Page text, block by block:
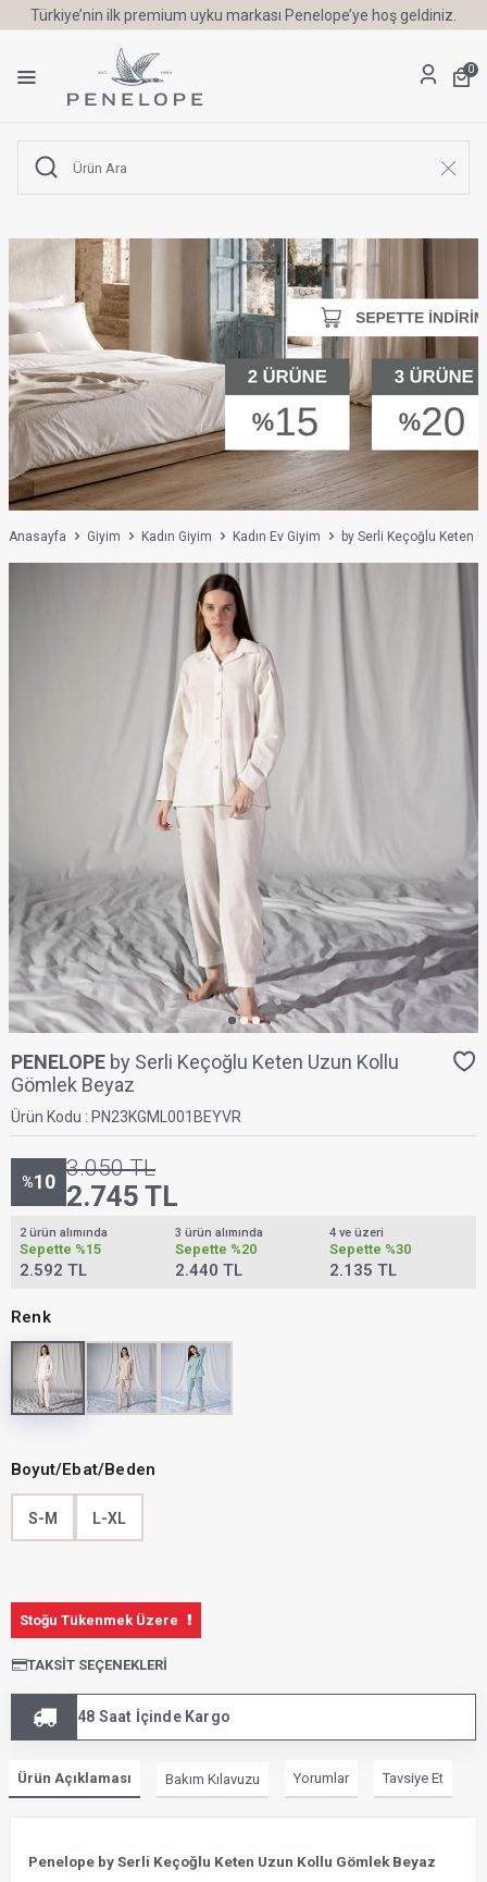
Türkiye’nin ilk premium uyku markası Penelope’ye hoş geldiniz.
0
Anasayfa Giyim Kadın Giyim Kadın Ev Giyim by Serli Keçoğlu Keten
PENELOPE by Serli Keçoğlu Keten Uzun Kollu
Gömlek Beyaz
Ürün Kodu : PN23KGML001BEYVR
%10
3.050TL
2.745 TL
2 ürün alımında
Sepette %15
2.592 TL
3 ürün alımında
Sepette %20
2.440 TL
4 ve üzeri
Sepette %30
2.135 TL
Renk
Boyut/Ebat/Beden
S-M L-XL
Stoğu Tükenmek Üzere
TAKSIT SEÇENEKLERI
48 Saat İçinde Kargo
Ürün Açıklaması Bakım Kılavuzu Yorumlar Tavsiye Et
Penelope by Serli Keçoğlu Keten Uzun Kollu Gömlek Beyaz